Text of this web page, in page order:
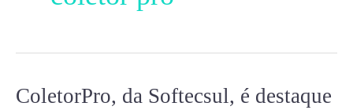
ColetorPro, da Softecsul, é destaque
ColetorPro,